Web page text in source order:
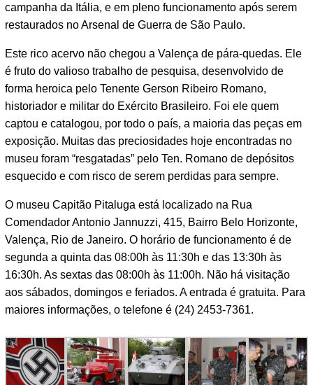
campanha da Itália, e em pleno funcionamento após serem
restaurados no Arsenal de Guerra de São Paulo.
Este rico acervo não chegou a Valença de pára-quedas. Ele
é fruto do valioso trabalho de pesquisa, desenvolvido de
forma heroica pelo Tenente Gerson Ribeiro Romano,
historiador e militar do Exército Brasileiro. Foi ele quem
captou e catalogou, por todo o país, a maioria das peças em
exposição. Muitas das preciosidades hoje encontradas no
museu foram “resgatadas” pelo Ten. Romano de depósitos
esquecido e com risco de serem perdidas para sempre.
O museu Capitão Pitaluga está localizado na Rua
Comendador Antonio Jannuzzi, 415, Bairro Belo Horizonte,
Valença, Rio de Janeiro. O horário de funcionamento é de
segunda a quinta das 08:00h às 11:30h e das 13:30h às
16:30h. As sextas das 08:00h às 11:00h. Não há visitação
aos sábados, domingos e feriados. A entrada é gratuita. Para
maiores informações, o telefone é (24) 2453-7361.